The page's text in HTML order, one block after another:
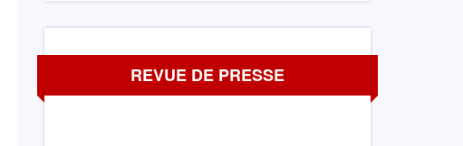
REVUE DE PRESSE